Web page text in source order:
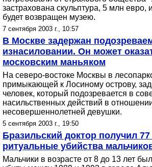
застрахована скульптура, 5 млн евро,
будет возвращен музею.
7 сентября 2003 г., 10:57
В Москве задержан
изнасиловании. Он может
московским маньяком
На северо-востоке Москвы в
примыкающей к Лосиному острову,
человек, который подозревается в
насильственных действий в
несовершеннолетней девушки.
5 сентября 2003 г., 19:50
Бразильский доктор получил
ритуальные убийства
Мальчики в возрасте от 8 до 13 лет